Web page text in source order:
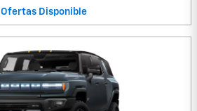
Ofertas Disponible